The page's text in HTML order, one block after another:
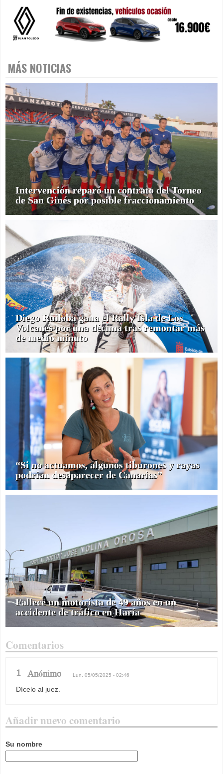
MÁS NOTICIAS
Intervención reparó un contrato del Torneo
de San Ginés por posible fraccionamiento
Diego Ruiloba gana el Rally Isla de Los
Volcanes por una décima tras remontar más
de medio minuto
“Si no actuamos, algunos tiburones y rayas
podrían desaparecer de Canarias”
Fallece un motorista de 49 años en un
accidente de tráfico en Haría
Comentarios
1 Anónimo Lun, 05/05/2025 - 02:46
Dícelo al juez.
Añadir nuevo comentario
Su nombre